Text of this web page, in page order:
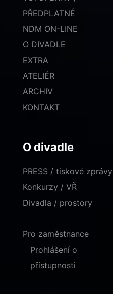
PŘEDPLATNÉ
NDM ON-LINE
O DIVADLE
EXTRA
ATELIÉR
ARCHIV
KONTAKT
O divadle
PRESS / tiskové zprávy
Konkurzy / VŘ
Divadla / prostory
Pro zaměstnance
Prohlášení o
přístupnosti